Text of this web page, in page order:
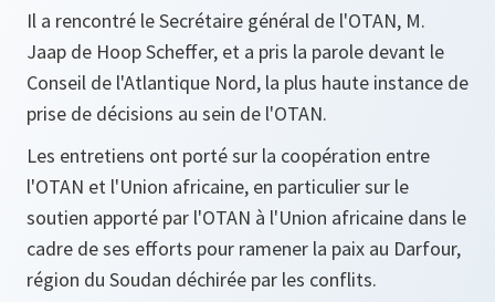
Il a rencontré le Secrétaire général de l'OTAN, M.
Jaap de Hoop Scheffer, et a pris la parole devant le
Conseil de l'Atlantique Nord, la plus haute instance de
prise de décisions au sein de l'OTAN.
Les entretiens ont porté sur la coopération entre
l'OTAN et l'Union africaine, en particulier sur le
soutien apporté par l'OTAN à l'Union africaine dans le
cadre de ses efforts pour ramener la paix au Darfour,
région du Soudan déchirée par les conflits.